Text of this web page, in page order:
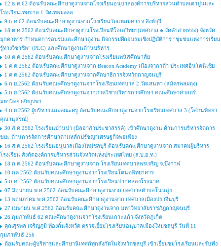
12 ธ.ค.62 ต้อนรับคณะศึกษาดูงานจากโรงเรียนอนุบาลองค์การบริหารส่วนตำบลเตาปูนและ
โรงเรียนเทศบาล 1 วัดเทพมงคล
9 ธ.ค.62 ต้อนรับคณะศึกษาดูงานจากโรงเรียนวัดแหลมคาง จ.สิงห์บุรี
18 ต.ค.2562 ต้อนรับคณะศึกษาดูงานโรงเรียนทีโอเอวิทยา(เทศบาล ๑ วัดคำสายทอง) จังหวัด
มุกดาหาร กำหนดการอบรมและศึกษาดูงาน กิจกรรมฝึกอบรมเชิงปฏิบัติการ “ชุมชนแห่งการเรียน
รู้ทางวิชาชีพ” (PLC) และศึกษาดูงานด้านบริหาร
10 ต.ค.2562 ต้อนรับคณะศึกษาดูงานจากโรงเรียนพนัสศึกษาลัย
1 ต.ค.2562 ต้อนรับคณะศึกษาดูงานจาก Beacon Academy เมืองจากาต้า ประเทศอินโดนีเซีย
1 ต.ค.2562 ต้อนรับคณะศึกษาดูงานจากศึกษาธิการจังหวัดกาญจนบุรี
6 ก.ย.2562 ต้อนรับคณะศึกษาดูงานจากโรงเรียนเทศบาล 2 วัดเสนหา (สมัครพลผดุง)
5 ก.ย.2562 ต้อนรับคณะศึกษาดูงานจากภาควิชาบริหารการศึกษา คณะศึกษาศาสตร์
มหาวิทยาลัยบูรพา
4 ก.ย.2562 ผู้บริหารและคณะครู ต้อนรับคณะศึกษาดูงานจากโรงเรียนเทศบาล 3 (โศภนพิทยา
คุณานุสรณ์)
30 ส.ค.2562 โรงเรียนบ้านป่า (บิลอาสาประชาสรรค์) เข้าศึกษาดูงาน ด้านการบริหารจัดการ
ขยะ ด้านการจัดการศึกษาตามหลักปรัชญาเศรษฐกิจพอเพียง
16 ส.ค.2562 โรงเรียนอนุบาลเมืองใหม่ชลบุรี ต้อนรับคณะศึกษาดูงานจาก สมาคมผู้บริหาร
โรงเรียน สังกัดองค์การบริหารส่วนจังหวัดแห่งประเทศไทย (ส.บ.อ.ท.)
18 ก.ค.2562 ต้อนรับคณะศึกษาดูงานจาก โรงเรียนเทศบาลพรเจริญ จ.บึงกาฬ
10 กค 2562 ต้อนรับคณะศึกษาดูงานจากโรงเรียนโตนดพิทยาคาร
5 ก.ค. 2562 ต้อนรับคณะศึกษาดูงานจากโรงเรียนปากคลองโรงนาค
07 มิถุนายน พ.ศ.2562 ต้อนรับคณะศึกษาดูงานจาก เทศบาลตำบลโนนสูง
13 พฤษภาคม พ.ศ.2562 ต้อนรับคณะศึกษาดูงานจาก เทศบาลเมืองปราจีนบุรี
27 เมษายน พ.ศ.2562 ต้อนรับคณะศึกษาดูงานจาก มหาวิทยาลัยราชภัฏกาญจนบุรี
26 กุมภาพันธ์ 62 คณะศึกษาดูงานจากโรงเรียนเกาะแก้ว จังหวัดภูเก็ต
คุณสุรพล เจริญภูมิ ท้องถิ่นจังหวัด ตรวจเยี่ยมโรงเรียนอนุบาลเมืองใหม่ชลบุรี วันที่ 11
กุมภาพันธ์ 256
ต้อนรับคณะผู้บริหารและศึกษานิเทศก์ทุกสังกัดในจังหวัดชลบุรี เข้าเยี่ยมชมโรงเรียนและรับฟัง